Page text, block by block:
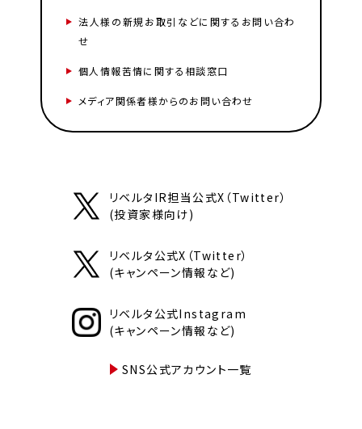
法人様の新規お取引などに関するお問い合わ
せ
個人情報苦情に関する相談窓口
メディア関係者様からのお問い合わせ
リベルタIR担当公式X（Twitter）
(投資家様向け)
リベルタ公式X（Twitter）
(キャンペーン情報など)
リベルタ公式Instagram
(キャンペーン情報など)
SNS公式アカウント一覧